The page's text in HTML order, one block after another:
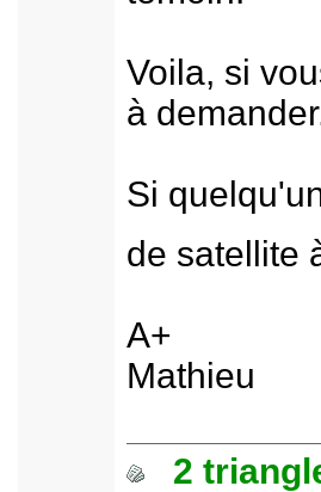
Voila, si
à
Si
de satellite
A+
Mathieu
2